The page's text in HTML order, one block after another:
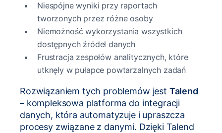
Niespójne wyniki przy raportach
tworzonych przez różne osoby
Niemożność wykorzystania wszystkich
dostępnych źródeł danych
Frustracja zespołów analitycznych, które
utknęły w pułapce powtarzalnych zadań
Rozwiązaniem tych problemów jest Talend
– kompleksowa platforma do integracji
danych, która automatyzuje i upraszcza
procesy związane z danymi. Dzięki Talend